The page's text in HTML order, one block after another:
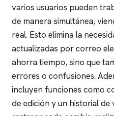
varios usuarios pueden
de manera simultánea,
real. Esto elimina la
actualizadas por correo
ahorra tiempo, sino que
errores o confusiones.
incluyen funciones como
de edición y un historial